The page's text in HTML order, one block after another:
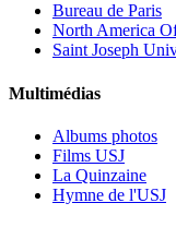
Bureau de Paris
North America
Saint Joseph
Multimédias
Albums photos
Films USJ
La Quinzaine
Hymne de l'USJ